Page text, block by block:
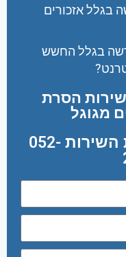
בגלל אזכורים
בגלל החשש
הסרת
מגוגל
ניתן להתקשר להזמנת השירות 052-